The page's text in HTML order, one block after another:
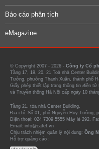
Báo cáo phân tích
eMagazine
© Copyright 2007 - 2026 - Công ty Cổ
Tầng 17, 19, 20, 21 Toà nhà Center
Tưởng, phường Thanh Xuân, thành phố
Giấy phép thiết lập trang thông tin điện
và Truyền thông Hà Nội cấp ngày 10
Tầng 21, tòa nhà Center Building.
Địa chỉ: Số 01, phố Nguyễn Huy Tưởng,
Điện thoại: 024 7309 5555 Máy lẻ 292.
Email: info@cafef.vn
Chịu trách nhiệm quản lý nội dung: Ông
Hỗ trợ quảng cáo :